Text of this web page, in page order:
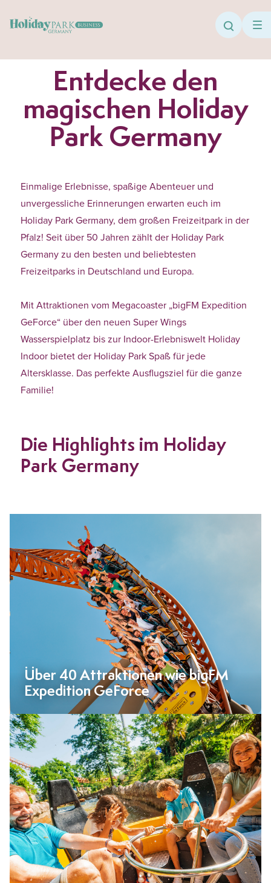
Search
Entdecke den
magischen Holiday
Park Germany
Einmalige Erlebnisse, spaßige Abenteuer und
unvergessliche Erinnerungen erwarten euch im
Holiday Park Germany, dem großen Freizeitpark in der
Pfalz! Seit über 50 Jahren zählt der Holiday Park
Germany zu den besten und beliebtesten
Freizeitparks in Deutschland und Europa.
Mit Attraktionen vom Megacoaster „bigFM Expedition
GeForce“ über den neuen Super Wings
Wasserspielplatz bis zur Indoor-Erlebniswelt Holiday
Indoor bietet der Holiday Park Spaß für jede
Altersklasse. Das perfekte Ausflugsziel für die ganze
Familie!
Die Highlights im Holiday
Park Germany
Über 40 Attraktionen wie bigFM
Expedition GeForce